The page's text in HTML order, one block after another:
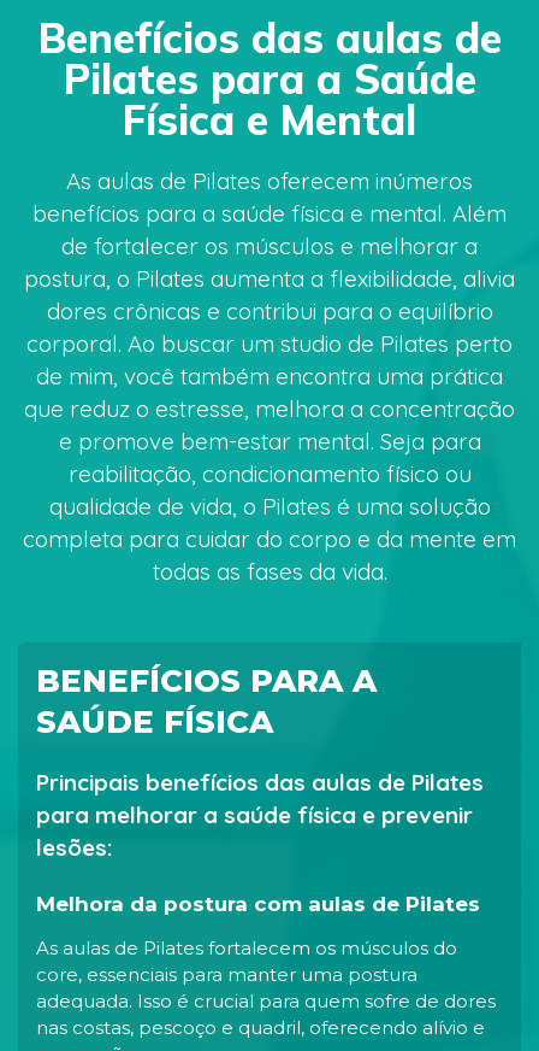
Benefícios das aulas de
Pilates para a Saúde
Física e Mental
As aulas de Pilates oferecem inúmeros
benefícios para a saúde física e mental. Além
de fortalecer os músculos e melhorar a
postura, o Pilates aumenta a flexibilidade, alivia
dores crônicas e contribui para o equilíbrio
corporal. Ao buscar um studio de Pilates perto
de mim, você também encontra uma prática
que reduz o estresse, melhora a concentração
e promove bem-estar mental. Seja para
reabilitação, condicionamento físico ou
qualidade de vida, o Pilates é uma solução
completa para cuidar do corpo e da mente em
todas as fases da vida.
BENEFÍCIOS PARA A
SAÚDE FÍSICA
Principais benefícios das aulas de Pilates
para melhorar a saúde física e prevenir
lesões:
Melhora da postura com aulas de Pilates
As aulas de Pilates fortalecem os músculos do
core, essenciais para manter uma postura
adequada. Isso é crucial para quem sofre de dores
nas costas, pescoço e quadril, oferecendo alívio e